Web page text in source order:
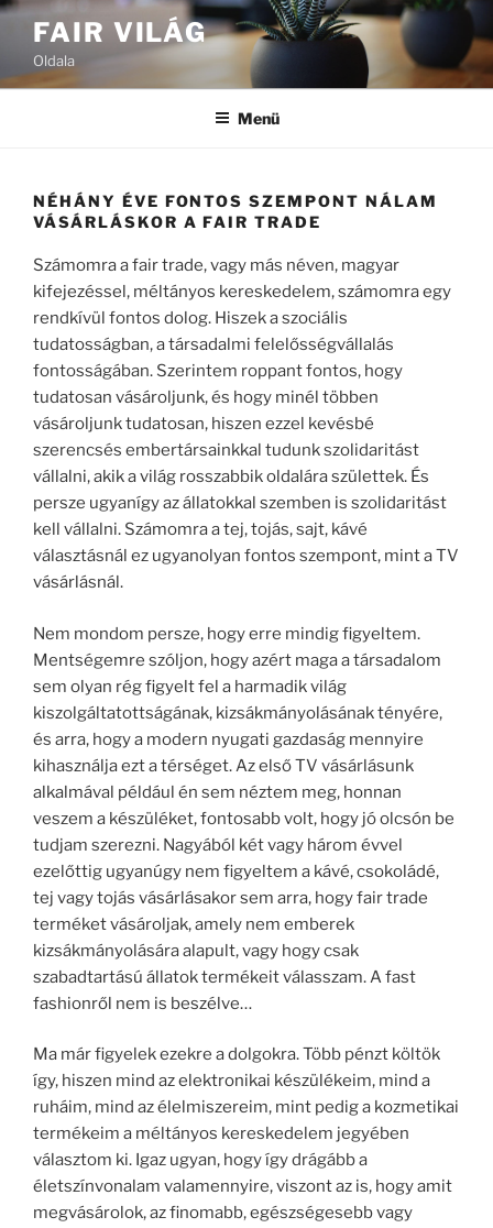
Tartalomhoz
FAIR VILÁG
Oldala
Menü
NÉHÁNY ÉVE FONTOS SZEMPONT NÁLAM
VÁSÁRLÁSKOR A FAIR TRADE
Számomra a fair trade, vagy más néven, magyar
kifejezéssel, méltányos kereskedelem, számomra egy
rendkívül fontos dolog. Hiszek a szociális
tudatosságban, a társadalmi felelősségvállalás
fontosságában. Szerintem roppant fontos, hogy
tudatosan vásároljunk, és hogy minél többen
vásároljunk tudatosan, hiszen ezzel kevésbé
szerencsés embertársainkkal tudunk szolidaritást
vállalni, akik a világ rosszabbik oldalára születtek. És
persze ugyanígy az állatokkal szemben is szolidaritást
kell vállalni. Számomra a tej, tojás, sajt, kávé
választásnál ez ugyanolyan fontos szempont, mint a TV
vásárlásnál.
Nem mondom persze, hogy erre mindig figyeltem.
Mentségemre szóljon, hogy azért maga a társadalom
sem olyan rég figyelt fel a harmadik világ
kiszolgáltatottságának, kizsákmányolásának tényére,
és arra, hogy a modern nyugati gazdaság mennyire
kihasználja ezt a térséget. Az első TV vásárlásunk
alkalmával például én sem néztem meg, honnan
veszem a készüléket, fontosabb volt, hogy jó olcsón be
tudjam szerezni. Nagyából két vagy három évvel
ezelőttig ugyanúgy nem figyeltem a kávé, csokoládé,
tej vagy tojás vásárlásakor sem arra, hogy fair trade
terméket vásároljak, amely nem emberek
kizsákmányolására alapult, vagy hogy csak
szabadtartású állatok termékeit válasszam. A fast
fashionről nem is beszélve…
Ma már figyelek ezekre a dolgokra. Több pénzt költök
így, hiszen mind az elektronikai készülékeim, mind a
ruháim, mind az élelmiszereim, mint pedig a kozmetikai
termékeim a méltányos kereskedelem jegyében
választom ki. Igaz ugyan, hogy így drágább a
életszínvonalam valamennyire, viszont az is, hogy amit
megvásárolok, az finomabb, egészségesebb vagy